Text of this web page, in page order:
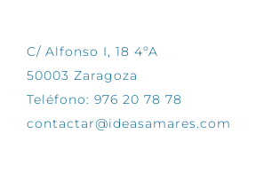
C/ Alfonso I, 18 4ºA
50003 Zaragoza
Teléfono: 976 20 78 78
contactar@ideasamares.com